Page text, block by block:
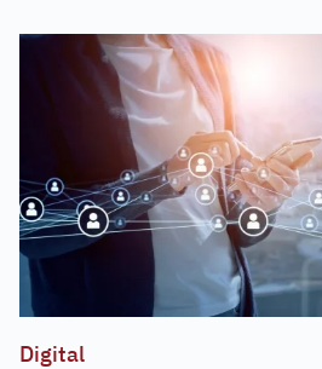
Digital